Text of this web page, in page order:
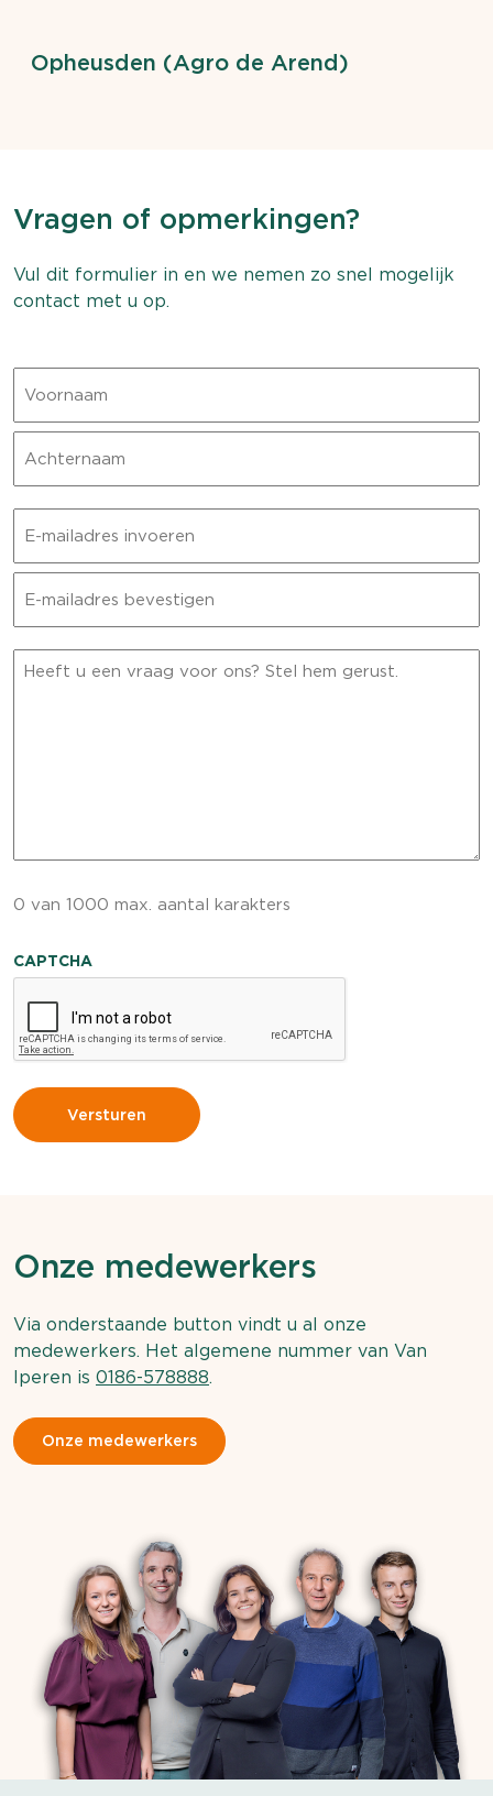
Opheusden (Agro de Arend)
Vragen of opmerkingen?
Vul dit formulier in en we nemen zo snel mogelijk
contact met u op.
mailadres
mailadres
mailadres
0 van 1000 max. aantal karakters
CAPTCHA
Onze medewerkers
Via onderstaande button vindt u al onze
medewerkers. Het algemene nummer van Van
Iperen is 0186-578888.
Onze medewerkers